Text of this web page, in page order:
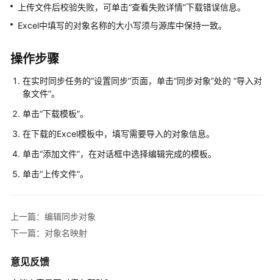
白
皮
API
参
考
SDK
参
常
题
故
排
上传文件后校验失败，可单击“查看失败详情”下载错误信息。
Excel中填写的对象名称的大小写须与源库中保持一致。
操作步骤
在实时同步任务的“设置同步”页面，单击“同步对象”处的 “导入对
象文件”。
单击“下载模板”。
在下载的Excel模板中，填写需要导入的对象信息。
单击“添加文件”，在对话框中选择编辑完成的模板。
单击“上传文件”。
上一篇：编辑同步对象
下一篇：对象名映射
意见反馈